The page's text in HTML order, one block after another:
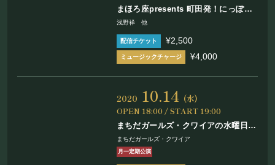
まほろ座presents 町田発！にっぽん
発信プロジェクト 第7奏 ～にっぽん
浅野祥 他
¥2,500
¥4,000
2020 10.14 (水)
OPEN 18:00 / START 19:00
まちだガールズ・クワイアの水曜日は
Wednesday!! Vol.17
まちだガールズ・クワイア
月一定期公演